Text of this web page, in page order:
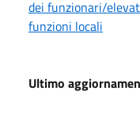
dei funzionari/
funzioni locali
Ultimo